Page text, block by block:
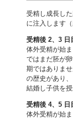
受精し成長し
に注入します（
受精後 2、3 日
体外受精が始
ではまだ胚が
期ではありま
の歴史があり
結婚し子供を授
受精後 4、5 日
体外受精が始